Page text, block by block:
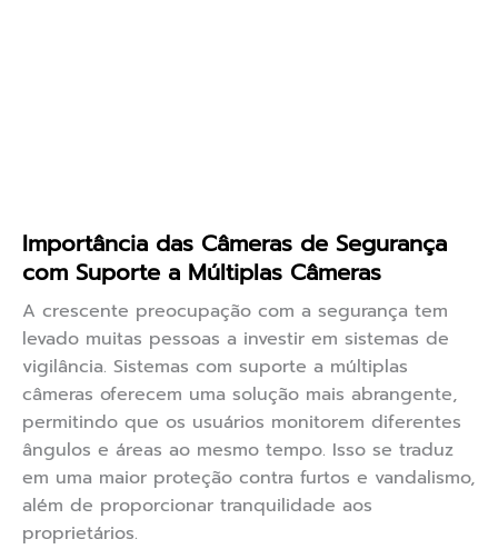
Importância das Câmeras de Segurança
com Suporte a Múltiplas Câmeras
A crescente preocupação com a segurança tem
levado muitas pessoas a investir em sistemas de
vigilância. Sistemas com suporte a múltiplas
câmeras oferecem uma solução mais abrangente,
permitindo que os usuários monitorem diferentes
ângulos e áreas ao mesmo tempo. Isso se traduz
em uma maior proteção contra furtos e vandalismo,
além de proporcionar tranquilidade aos
proprietários.